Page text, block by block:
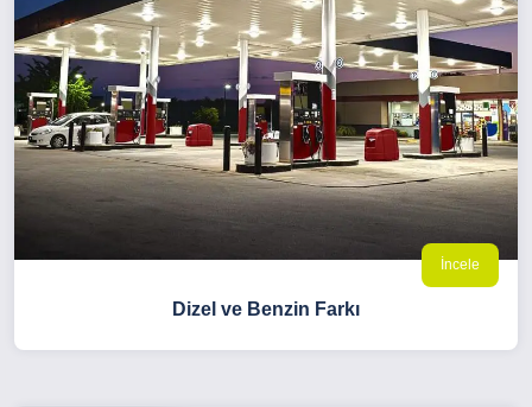
İncele
Dizel ve Benzin Farkı